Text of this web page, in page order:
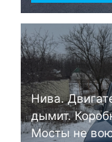
Нива.
дымит.
Мосты не